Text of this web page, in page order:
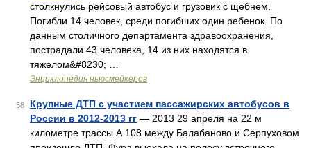
столкнулись рейсовый автобус и грузовик с щебнем.
Погибли 14 человек, среди погибших один ребенок. По
данным столичного департамента здравоохранения,
пострадали 43 человека, 14 из них находятся в
тяжелом&#8230; …
Энциклопедия ньюсмейкеров
58
Крупные ДТП с участием пассажирских автобусов в
России в 2012-2013 гг — 2013 29 апреля на 22 м
километре трассы А 108 между Балабаново и Серпуховом